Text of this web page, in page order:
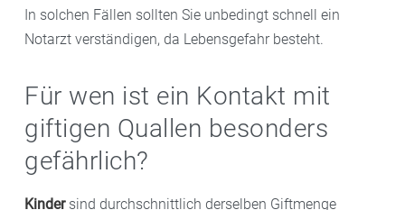
In solchen Fällen sollten Sie unbedingt schnell ein
Notarzt verständigen, da Lebensgefahr besteht.
Für wen ist ein Kontakt mit
giftigen Quallen besonders
gefährlich?
Kindersind durchschnittlich derselben Giftmenge